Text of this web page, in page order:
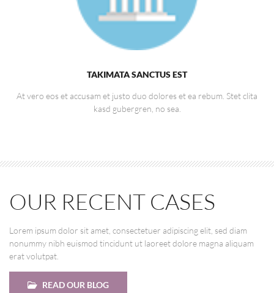
TAKIMATA SANCTUS EST
At vero eos et accusam et justo duo dolores et ea rebum. Stet clita
kasd gubergren, no sea.
OUR RECENT CASES
Lorem ipsum dolor sit amet, consectetuer adipiscing elit, sed diam
nonummy nibh euismod tincidunt ut laoreet dolore magna aliquam
erat volutpat.
READ OUR BLOG